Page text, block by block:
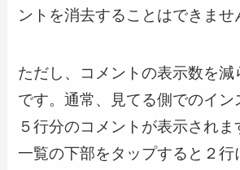
ントを消去することはできませ
ただし、コメントの表示数を減
です。通常、見てる側でのイン
５行分のコメントが表示されま
一覧の下部をタップすると２行